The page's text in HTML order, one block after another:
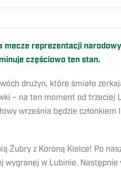
reprezentacji
częściowo ten stan.
drużyn, które śmiało
– na ten moment od
września będzie
z Koroną Kielce! Po
w Lubinie.